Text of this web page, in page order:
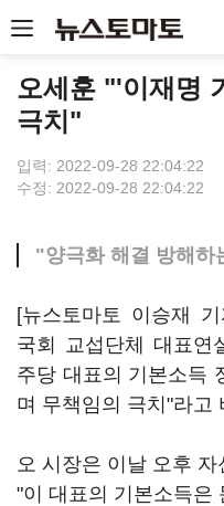
오세훈 "'이재명
극치"
입력: 2022-09-28 22:04:22
수정: 2022-09-28 22:04:22
"양극화 해결 방해하
[뉴스토마토 이승재
국회 교섭단체 대표연
주당 대표의 기본소득
며 무책임의 극치"라고
오 시장은 이날 오후
"이 대표의 기본소득은